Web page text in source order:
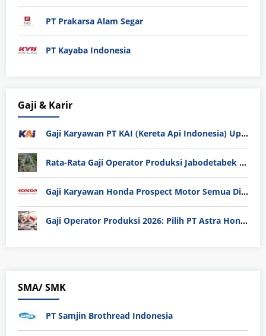
PT Prakarsa Alam Segar
PT Kayaba Indonesia
Gaji & Karir
Gaji Karyawan PT KAI (Kereta Api Indonesia) Update 2025
Rata-Rata Gaji Operator Produksi Jabodetabek 2025: Bedah Tuntas UMK, Lemburan, dan Realita Hidup Buruh
Gaji Karyawan Honda Prospect Motor Semua Divisi
Gaji Operator Produksi 2026: Pilih PT Astra Honda Motor (AHM) atau Manufaktur di Jepang?
SMA/ SMK
PT Samjin Brothread Indonesia